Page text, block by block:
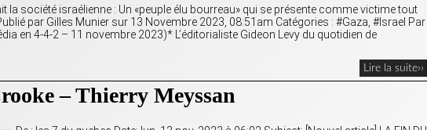
la société israélienne : Un «peuple élu bourreau» qui se présente comme victime tout
par Gilles Munier sur 13 Novembre 2023, 08:51am Catégories : #Gaza, #Israel Par
en 4-4-2 – 11 novembre 2023)* L’éditorialiste Gideon Levy du quotidien de
Lire la suite››
– Thierry Meyssan